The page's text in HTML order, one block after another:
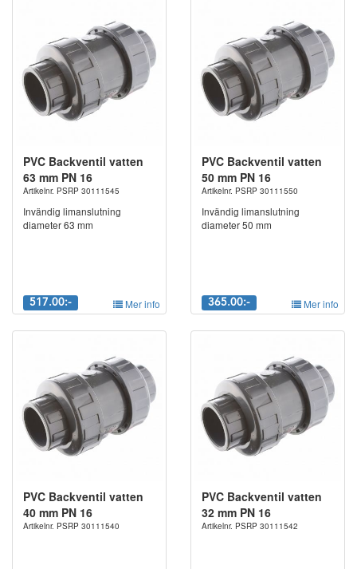
PVC Backventil vatten
63 mm PN 16
Artikelnr. PSRP 30111545
Invändig limanslutning
diameter 63 mm
517.00:- Mer info
PVC Backventil vatten
50 mm PN 16
Artikelnr. PSRP 30111550
Invändig limanslutning
diameter 50 mm
365.00:- Mer info
PVC Backventil vatten
40 mm PN 16
Artikelnr. PSRP 30111540
PVC Backventil vatten
32 mm PN 16
Artikelnr. PSRP 30111542